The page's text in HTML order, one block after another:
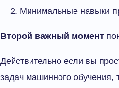
Минимальные навыки
Второй важный момент
Действительно если вы
задач машинного обучения,